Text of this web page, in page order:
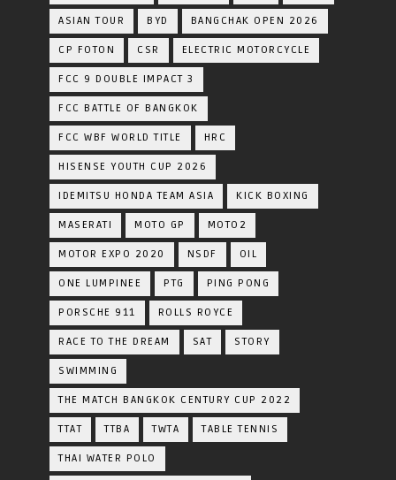
ASIAN TOUR BYD BANGCHAK OPEN 2026
CP FOTON CSR ELECTRIC MOTORCYCLE
FCC 9 DOUBLE IMPACT 3
FCC BATTLE OF BANGKOK
FCC WBF WORLD TITLE HRC
HISENSE YOUTH CUP 2026
IDEMITSU HONDA TEAM ASIA KICK BOXING
MASERATI MOTO GP MOTO2
MOTOR EXPO 2020 NSDF OIL
ONE LUMPINEE PTG PING PONG
PORSCHE 911 ROLLS ROYCE
RACE TO THE DREAM SAT STORY
SWIMMING
THE MATCH BANGKOK CENTURY CUP 2022
TTAT TTBA TWTA TABLE TENNIS
THAI WATER POLO